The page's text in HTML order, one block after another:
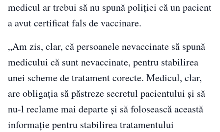
medicul ar trebui să nu spună poliției că un pacient
a avut certificat fals de vaccinare.
„Am zis, clar, că persoanele nevaccinate să spună
medicului că sunt nevaccinate, pentru stabilirea
unei scheme de tratament corecte. Medicul, clar,
are obligaţia să păstreze secretul pacientului şi să
nu-l reclame mai departe şi să folosească această
informaţie pentru stabilirea tratamentului